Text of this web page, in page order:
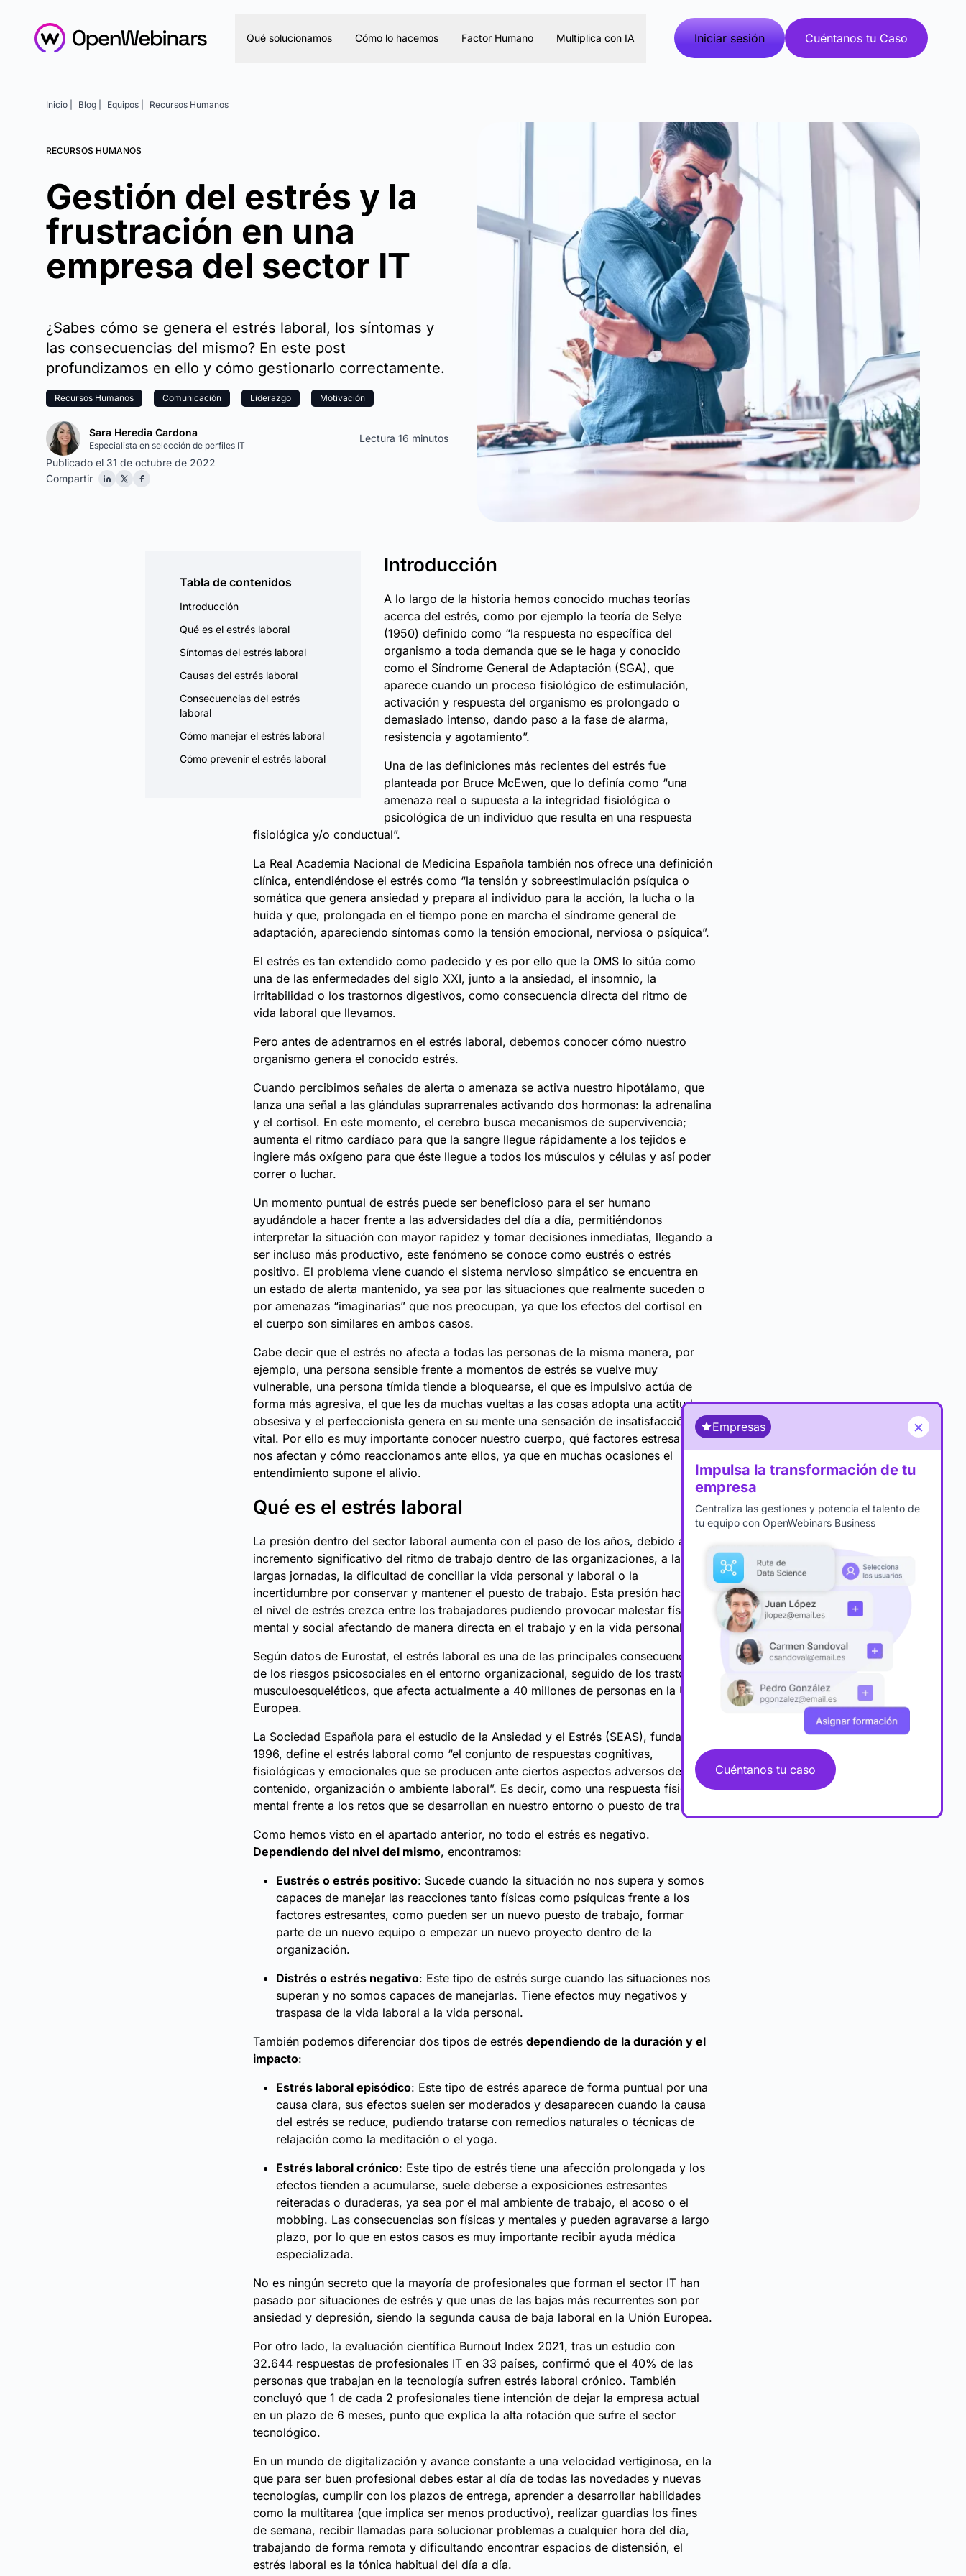
Qué solucionamos Cómo lo hacemos Factor Humano Multiplica con IA Iniciar sesión Cuéntanos tu Caso
Inicio | Blog | Equipos | Recursos Humanos
RECURSOS HUMANOS
Gestión del estrés y la
frustración en una
empresa del sector IT
¿Sabes cómo se genera el estrés laboral, los síntomas y
las consecuencias del mismo? En este post
profundizamos en ello y cómo gestionarlo correctamente.
Recursos Humanos Comunicación Liderazgo Motivación
Sara Heredia Cardona
Especialista en selección de perfiles IT
Lectura 16 minutos
Publicado el 31 de octubre de 2022
Compartir
Tabla de contenidos
Introducción
Qué es el estrés laboral
Síntomas del estrés laboral
Causas del estrés laboral
Consecuencias del estrés
laboral
Cómo manejar el estrés laboral
Cómo prevenir el estrés laboral
Introducción
A lo largo de la historia hemos conocido muchas teorías
acerca del estrés, como por ejemplo la teoría de Selye
(1950) definido como “la respuesta no específica del
organismo a toda demanda que se le haga y conocido
como el Síndrome General de Adaptación (SGA), que
aparece cuando un proceso fisiológico de estimulación,
activación y respuesta del organismo es prolongado o
demasiado intenso, dando paso a la fase de alarma,
resistencia y agotamiento”.
Una de las definiciones más recientes del estrés fue
planteada por Bruce McEwen, que lo definía como “una
amenaza real o supuesta a la integridad fisiológica o
psicológica de un individuo que resulta en una respuesta
fisiológica y/o conductual”.
La Real Academia Nacional de Medicina Española también nos ofrece una definición
clínica, entendiéndose el estrés como “la tensión y sobreestimulación psíquica o
somática que genera ansiedad y prepara al individuo para la acción, la lucha o la
huida y que, prolongada en el tiempo pone en marcha el síndrome general de
adaptación, apareciendo síntomas como la tensión emocional, nerviosa o psíquica”.
El estrés es tan extendido como padecido y es por ello que la OMS lo sitúa como
una de las enfermedades del siglo XXI, junto a la ansiedad, el insomnio, la
irritabilidad o los trastornos digestivos, como consecuencia directa del ritmo de
vida laboral que llevamos.
Pero antes de adentrarnos en el estrés laboral, debemos conocer cómo nuestro
organismo genera el conocido estrés.
Cuando percibimos señales de alerta o amenaza se activa nuestro hipotálamo, que
lanza una señal a las glándulas suprarrenales activando dos hormonas: la adrenalina
y el cortisol. En este momento, el cerebro busca mecanismos de supervivencia;
aumenta el ritmo cardíaco para que la sangre llegue rápidamente a los tejidos e
ingiere más oxígeno para que éste llegue a todos los músculos y células y así poder
correr o luchar.
Un momento puntual de estrés puede ser beneficioso para el ser humano
ayudándole a hacer frente a las adversidades del día a día, permitiéndonos
interpretar la situación con mayor rapidez y tomar decisiones inmediatas, llegando a
ser incluso más productivo, este fenómeno se conoce como eustrés o estrés
positivo. El problema viene cuando el sistema nervioso simpático se encuentra en
un estado de alerta mantenido, ya sea por las situaciones que realmente suceden o
por amenazas “imaginarias” que nos preocupan, ya que los efectos del cortisol en
el cuerpo son similares en ambos casos.
Cabe decir que el estrés no afecta a todas las personas de la misma manera, por
ejemplo, una persona sensible frente a momentos de estrés se vuelve muy
vulnerable, una persona tímida tiende a bloquearse, el que es impulsivo actúa de
forma más agresiva, el que les da muchas vueltas a las cosas adopta una actitud
obsesiva y el perfeccionista genera en su mente una sensación de insatisfacción
vital. Por ello es muy importante conocer nuestro cuerpo, qué factores estresantes
nos afectan y cómo reaccionamos ante ellos, ya que en muchas ocasiones el
entendimiento supone el alivio.
Qué es el estrés laboral
La presión dentro del sector laboral aumenta con el paso de los años, debido al
incremento significativo del ritmo de trabajo dentro de las organizaciones, a las
largas jornadas, la dificultad de conciliar la vida personal y laboral o la
incertidumbre por conservar y mantener el puesto de trabajo. Esta presión hace que
el nivel de estrés crezca entre los trabajadores pudiendo provocar malestar físico,
mental y social afectando de manera directa en el trabajo y en la vida personal.
Según datos de Eurostat, el estrés laboral es una de las principales consecuencias
de los riesgos psicosociales en el entorno organizacional, seguido de los trastornos
musculoesqueléticos, que afecta actualmente a 40 millones de personas en la Unión
Europea.
La Sociedad Española para el estudio de la Ansiedad y el Estrés (SEAS), fundada en
1996, define el estrés laboral como “el conjunto de respuestas cognitivas,
fisiológicas y emocionales que se producen ante ciertos aspectos adversos del
contenido, organización o ambiente laboral”. Es decir, como una respuesta física o
mental frente a los retos que se desarrollan en nuestro entorno o puesto de trabajo.
Como hemos visto en el apartado anterior, no todo el estrés es negativo.
Dependiendo del nivel del mismo, encontramos:
Eustrés o estrés positivo: Sucede cuando la situación no nos supera y somos
capaces de manejar las reacciones tanto físicas como psíquicas frente a los
factores estresantes, como pueden ser un nuevo puesto de trabajo, formar
parte de un nuevo equipo o empezar un nuevo proyecto dentro de la
organización.
Distrés o estrés negativo: Este tipo de estrés surge cuando las situaciones nos
superan y no somos capaces de manejarlas. Tiene efectos muy negativos y
traspasa de la vida laboral a la vida personal.
También podemos diferenciar dos tipos de estrés dependiendo de la duración y el
impacto:
Estrés laboral episódico: Este tipo de estrés aparece de forma puntual por una
causa clara, sus efectos suelen ser moderados y desaparecen cuando la causa
del estrés se reduce, pudiendo tratarse con remedios naturales o técnicas de
relajación como la meditación o el yoga.
Estrés laboral crónico: Este tipo de estrés tiene una afección prolongada y los
efectos tienden a acumularse, suele deberse a exposiciones estresantes
reiteradas o duraderas, ya sea por el mal ambiente de trabajo, el acoso o el
mobbing. Las consecuencias son físicas y mentales y pueden agravarse a largo
plazo, por lo que en estos casos es muy importante recibir ayuda médica
especializada.
No es ningún secreto que la mayoría de profesionales que forman el sector IT han
pasado por situaciones de estrés y que unas de las bajas más recurrentes son por
ansiedad y depresión, siendo la segunda causa de baja laboral en la Unión Europea.
Por otro lado, la evaluación científica Burnout Index 2021, tras un estudio con
32.644 respuestas de profesionales IT en 33 países, confirmó que el 40% de las
personas que trabajan en la tecnología sufren estrés laboral crónico. También
concluyó que 1 de cada 2 profesionales tiene intención de dejar la empresa actual
en un plazo de 6 meses, punto que explica la alta rotación que sufre el sector
tecnológico.
En un mundo de digitalización y avance constante a una velocidad vertiginosa, en la
que para ser buen profesional debes estar al día de todas las novedades y nuevas
tecnologías, cumplir con los plazos de entrega, aprender a desarrollar habilidades
como la multitarea (que implica ser menos productivo), realizar guardias los fines
de semana, recibir llamadas para solucionar problemas a cualquier hora del día,
trabajando de forma remota y dificultando encontrar espacios de distensión, el
estrés laboral es la tónica habitual del día a día.
Empresas ×
Impulsa la transformación de tu
empresa
Centraliza las gestiones y potencia el talento de
tu equipo con OpenWebinars Business
Cuéntanos tu caso